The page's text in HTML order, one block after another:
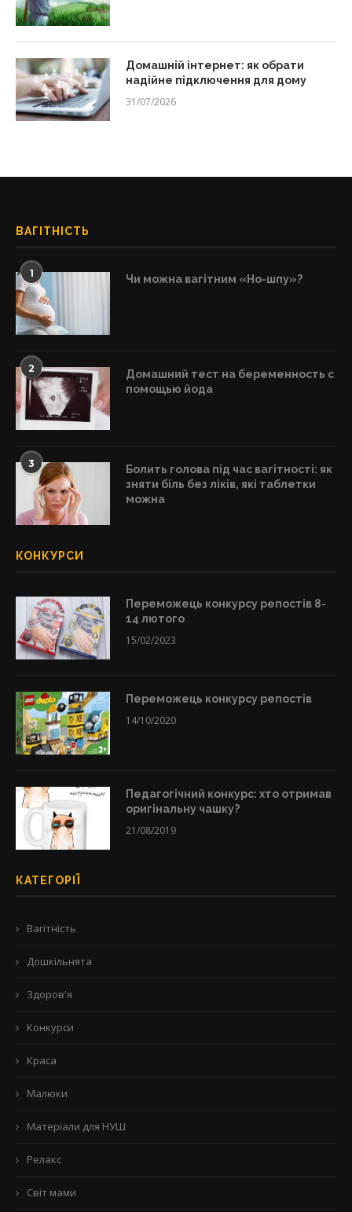
Домашній інтернет: як обрати
надійне підключення для дому
31/07/2026
ВАГІТНІСТЬ
1 Чи можна вагітним «Но-шпу»?
2
Домашний тест на беременность с
помощью йода
3
Болить голова під час вагітності: як
зняти біль без ліків, які таблетки
можна
КОНКУРСИ
Переможець конкурсу репостів 8-
14 лютого
15/02/2023
Переможець конкурсу репостів
14/10/2020
Педагогічний конкурс: хто отримав
оригінальну чашку?
21/08/2019
КАТЕГОРІЇ
Вагітність
Дошкільнята
Здоров'я
Конкурси
Краса
Малюки
Матеріали для НУШ
Релакс
Світ мами